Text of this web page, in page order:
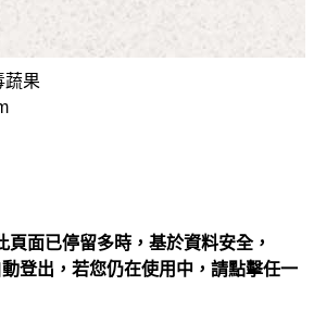
蔬果
頁面已停留多時，基於資料安全，
登出，若您仍在使用中，請點擊任一